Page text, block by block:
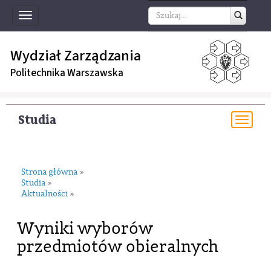
Toggle
navigation
Wydział Zarządzania
Politechnika Warszawska
Studia
Strona główna »
Studia »
Aktualności »
Wyniki wyborów
przedmiotów obieralnych